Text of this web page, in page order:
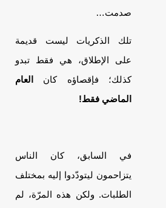
صدمت…
تلك الذكريات ليست قديمة
على الإطلاق، هي فقط تبدو
كذلك؛ فإقصاؤه كان
العام
الماضي فقط!
في السابق، كان الناس
يتزاحمون ليتودّدوا إليه بمختلف
الطلبات. ولكن هذه المرّة، لم